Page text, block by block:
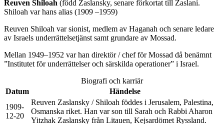
Reuven Shiloah (född Zaslansky, senare förkortat till Zaslani.
Shiloah var hans alias (1909 –1959)
Reuven Shiloah var sionist, medlem av Haganah och senare ledare
av Israels underrättelsetjänst samt grundare av Mossad.
Mellan 1949–1952 var han direktör / chef för Mossad då benämnt
”Institutet för underrättelser och särskilda operationer” i Israel.
Biografi och karriär
Datum
Händelse
1909-
12-20
Reuven Zaslansky / Shiloah föddes i Jerusalem, Palestina,
Osmanska riket. Han var son till Sarah och Rabbi Aharon
Yitzhak Zaslansky från Litauen, Kejsardömet Ryssland.